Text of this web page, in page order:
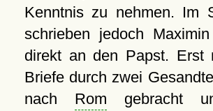
Kenntnis zu nehmen. Im
schrieben jedoch
direkt an den Papst. Erst
Briefe durch zwei
nach Rom gebracht